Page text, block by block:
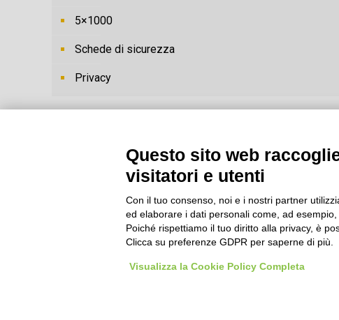
5×1000
Schede di sicurezza
Privacy
© Cooperativa L'Ovile.
Questo sito web
visitatori e utenti
Con il tuo consenso, noi e i nostri partner
ed elaborare i dati personali come, ad
Poiché rispettiamo il tuo diritto alla privacy, è
Clicca su preferenze GDPR per saperne di più.
Visualizza la Cookie Policy Completa